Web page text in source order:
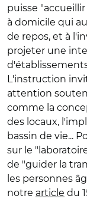
puisse
à domicile qui
de repos, et à
projeter une
L'instruction
attention
comme la
des locaux,
bassin de vie...
sur le
de "guider la
les personnes
notre article du